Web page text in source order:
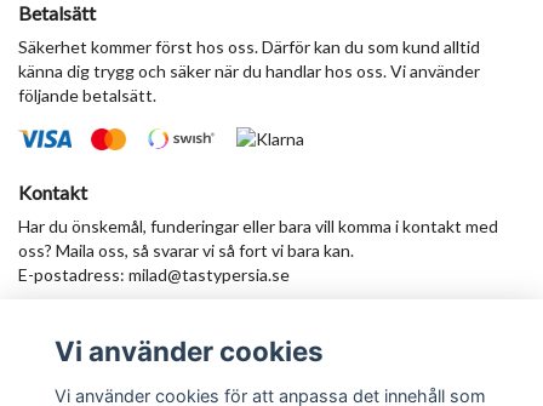
Betalsätt
Säkerhet kommer först hos oss. Därför kan du som kund alltid
känna dig trygg och säker när du handlar hos oss. Vi använder
följande betalsätt.
Kontakt
Har du önskemål, funderingar eller bara vill komma i kontakt med
oss? Maila oss, så svarar vi så fort vi bara kan.
E-postadress: milad@tastypersia.se
Anmäl dig till vårt nyhetsbrev
Prenumerera
Vi använder cookies
Vi använder cookies för att anpassa det innehåll som